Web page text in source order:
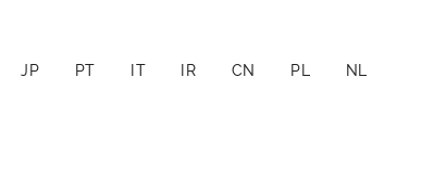
JP PT IT IR CN PL NL